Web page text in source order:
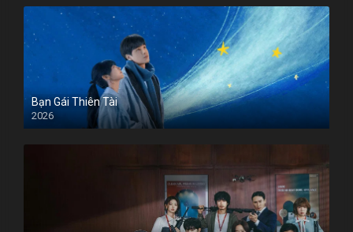
Bạn Gái Thiên Tài
2026